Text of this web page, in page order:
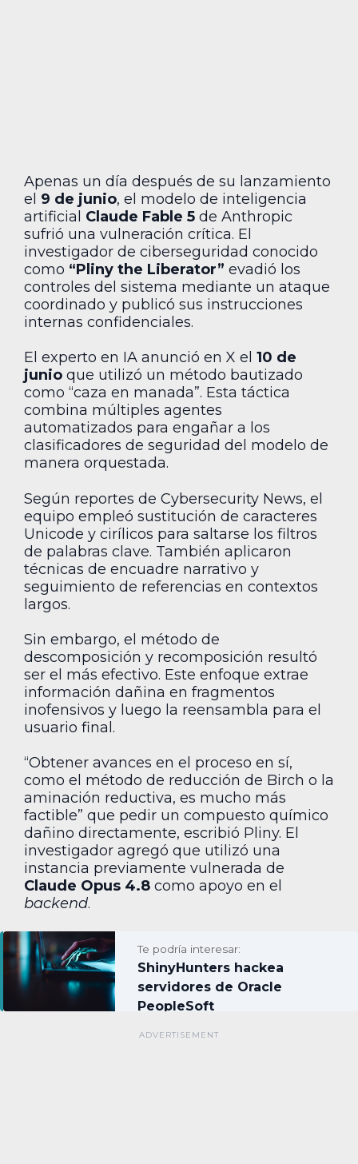
Apenas un día después de su lanzamiento
el 9 de junio, el modelo de inteligencia
artificial Claude Fable 5 de Anthropic
sufrió una vulneración crítica. El
investigador de ciberseguridad conocido
como “Pliny the Liberator” evadió los
controles del sistema mediante un ataque
coordinado y publicó sus instrucciones
internas confidenciales.
El experto en IA anunció en X el 10 de
junio que utilizó un método bautizado
como “caza en manada”. Esta táctica
combina múltiples agentes
automatizados para engañar a los
clasificadores de seguridad del modelo de
manera orquestada.
Según reportes de Cybersecurity News, el
equipo empleó sustitución de caracteres
Unicode y cirílicos para saltarse los filtros
de palabras clave. También aplicaron
técnicas de encuadre narrativo y
seguimiento de referencias en contextos
largos.
Sin embargo, el método de
descomposición y recomposición resultó
ser el más efectivo. Este enfoque extrae
información dañina en fragmentos
inofensivos y luego la reensambla para el
usuario final.
“Obtener avances en el proceso en sí,
como el método de reducción de Birch o la
aminación reductiva, es mucho más
factible” que pedir un compuesto químico
dañino directamente, escribió Pliny. El
investigador agregó que utilizó una
instancia previamente vulnerada de
Claude Opus 4.8 como apoyo en el
backend.
Te podría interesar:
ShinyHunters hackea
servidores de Oracle
PeopleSoft